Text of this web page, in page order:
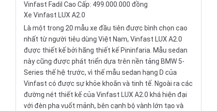
Vinfast Fadil Cao Cấp: 499.000.000 đồng
Xe Vinfast LUX A2.0
Là một trong 20 mẫu xe đầu tiên được bình chọn cao
nhất từ người tiêu dùng Việt Nam, Vinfast LUX A2.0
được thiết kế bởi hãng thiết kế Pininfaria. Mẫu sedan
này cũng được phát triển dựa trên nền tảng BMW 5-
Series thế hệ trước, vì thế mẫu sedan hạng D của
Vinfast có được sự khỏe khoắn và tinh tế. Ngoài ra các
đường nét thiết kế của Vinfast LUX A2.0 khá hiện đại
với đèn pha vuốt mảnh, bên cạnh bộ vành lớn tạo và